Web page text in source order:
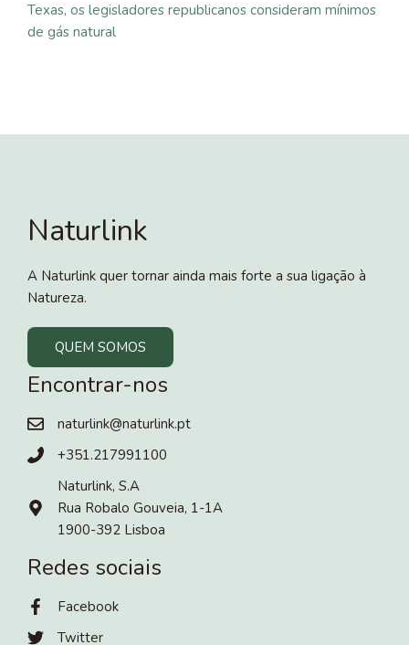
Texas, os legisladores republicanos consideram mínimos
de gás natural
Naturlink
A Naturlink quer tornar ainda mais forte a sua ligação à
Natureza.
QUEM SOMOS
Encontrar-nos
naturlink@naturlink.pt
+351.217991100
Naturlink, S.A
Rua Robalo Gouveia, 1-1A
1900-392 Lisboa
Redes sociais
Facebook
Twitter